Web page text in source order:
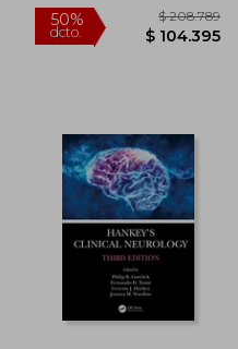
Inglés)
50% $ 208.789